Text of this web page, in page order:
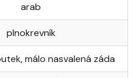
arab
plnokrevník
málo nasvalená záda